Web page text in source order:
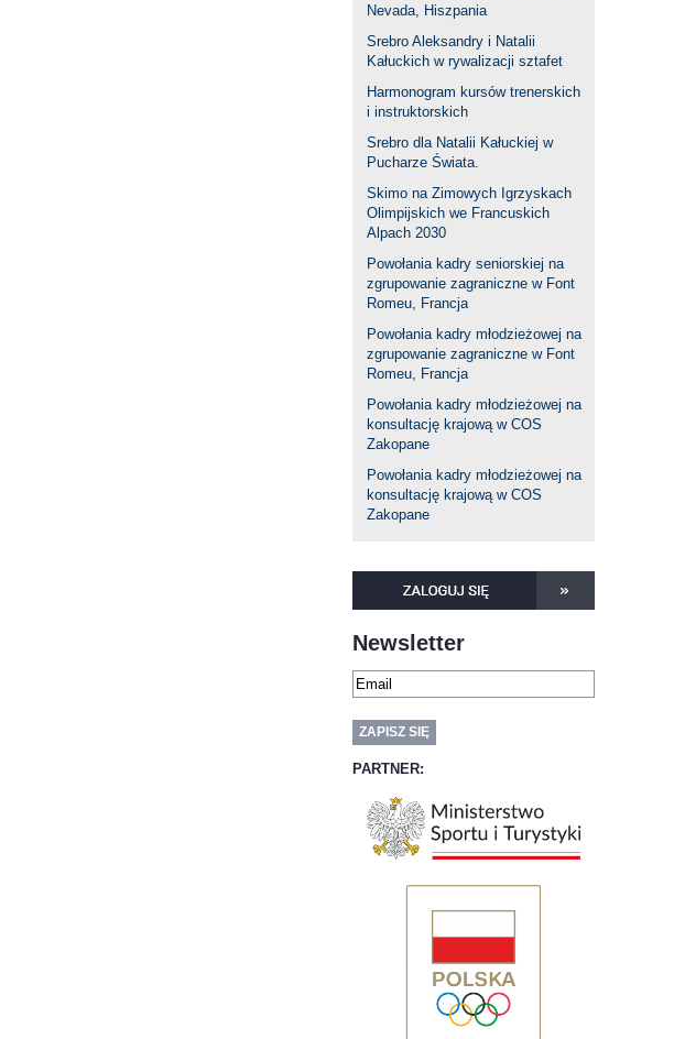
Nevada, Hiszpania
Srebro Aleksandry i Natalii
Kałuckich w rywalizacji sztafet
Harmonogram kursów trenerskich
i instruktorskich
Srebro dla Natalii Kałuckiej w
Pucharze Świata.
Skimo na Zimowych Igrzyskach
Olimpijskich we Francuskich
Alpach 2030
Powołania kadry seniorskiej na
zgrupowanie zagraniczne w Font
Romeu, Francja
Powołania kadry młodzieżowej na
zgrupowanie zagraniczne w Font
Romeu, Francja
Powołania kadry młodzieżowej na
konsultację krajową w COS
Zakopane
Powołania kadry młodzieżowej na
konsultację krajową w COS
Zakopane
Newsletter
PARTNER: